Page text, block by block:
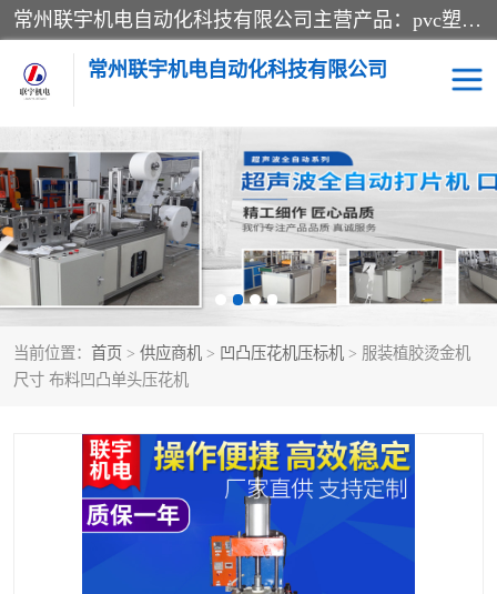
常州联宇机电自动化科技有限公司主营产品：pvc塑料焊机、高频热合机、软膜天花压边机、服装布料凹凸压花机、布料3d压印设备、服装植胶设备、超声波布料花边机、无纺布热合机、全自动压花机。
常州联宇机电自动化科技有限公司
当前位置： 首页 > 供应商机 > 凹凸压花机压标机 > 服装植胶烫金机
尺寸 布料凹凸单头压花机
压花定型机以及压花模具 超声波热合机
高频热合机 超声波花边机
超声波复合压花机 凹凸压花机压标机
3040凹凸压花机 双头服装凹凸压花机
高频压花压标机 自动超声波打片成型机
泡壳包装封口机